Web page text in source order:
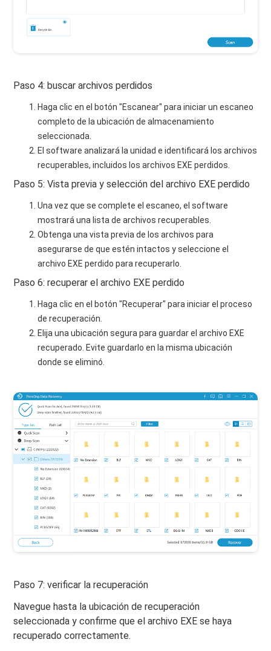
Paso 4: buscar archivos perdidos
Haga clic en el botón "Escanear" para iniciar un escaneo
completo de la ubicación de almacenamiento
seleccionada.
El software analizará la unidad e identificará los archivos
recuperables, incluidos los archivos EXE perdidos.
Paso 5: Vista previa y selección del archivo EXE perdido
Una vez que se complete el escaneo, el software
mostrará una lista de archivos recuperables.
Obtenga una vista previa de los archivos para
asegurarse de que estén intactos y seleccione el
archivo EXE perdido para recuperarlo.
Paso 6: recuperar el archivo EXE perdido
Haga clic en el botón "Recuperar" para iniciar el proceso
de recuperación.
Elija una ubicación segura para guardar el archivo EXE
recuperado. Evite guardarlo en la misma ubicación
donde se eliminó.
Paso 7: verificar la recuperación
Navegue hasta la ubicación de recuperación
seleccionada y confirme que el archivo EXE se haya
recuperado correctamente.